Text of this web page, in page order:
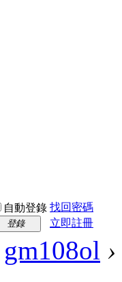
自動登錄 找回密碼
登錄 立即註冊
gm108ol ›